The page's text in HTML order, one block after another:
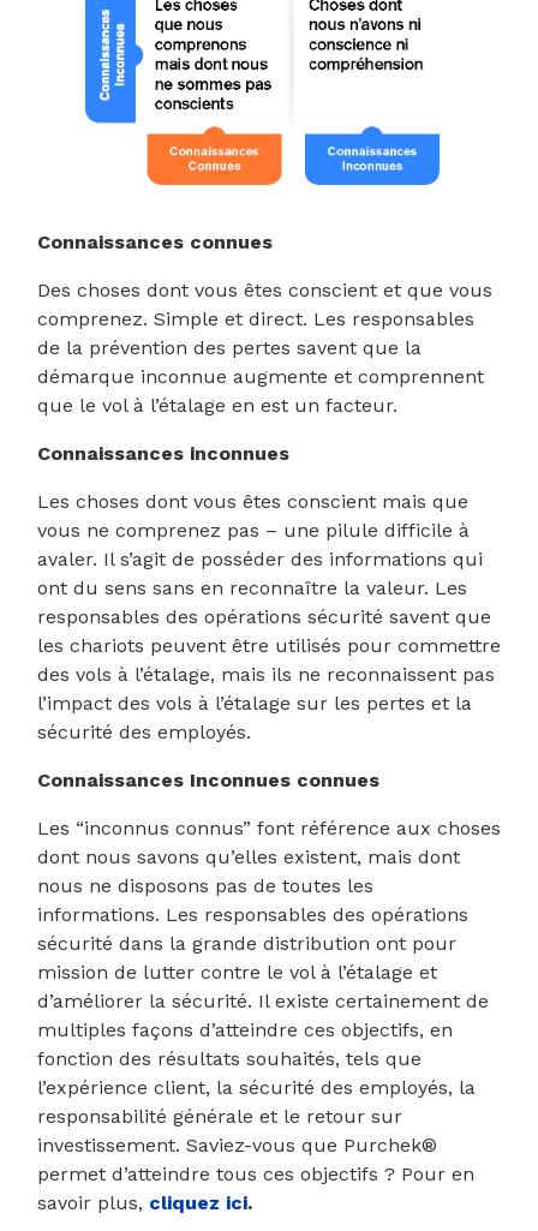
Connaissances connues
Des choses dont vous êtes conscient et que vous
comprenez. Simple et direct. Les responsables
de la prévention des pertes savent que la
démarque inconnue augmente et comprennent
que le vol à l’étalage en est un facteur.
Connaissances inconnues
Les choses dont vous êtes conscient mais que
vous ne comprenez pas – une pilule difficile à
avaler. Il s’agit de posséder des informations qui
ont du sens sans en reconnaître la valeur. Les
responsables des opérations sécurité savent que
les chariots peuvent être utilisés pour commettre
des vols à l’étalage, mais ils ne reconnaissent pas
l’impact des vols à l’étalage sur les pertes et la
sécurité des employés.
Connaissances Inconnues connues
Les “inconnus connus” font référence aux choses
dont nous savons qu’elles existent, mais dont
nous ne disposons pas de toutes les
informations. Les responsables des opérations
sécurité dans la grande distribution ont pour
mission de lutter contre le vol à l’étalage et
d’améliorer la sécurité. Il existe certainement de
multiples façons d’atteindre ces objectifs, en
fonction des résultats souhaités, tels que
l’expérience client, la sécurité des employés, la
responsabilité générale et le retour sur
investissement. Saviez-vous que Purchek®
permet d’atteindre tous ces objectifs ? Pour en
savoir plus, cliquez ici.